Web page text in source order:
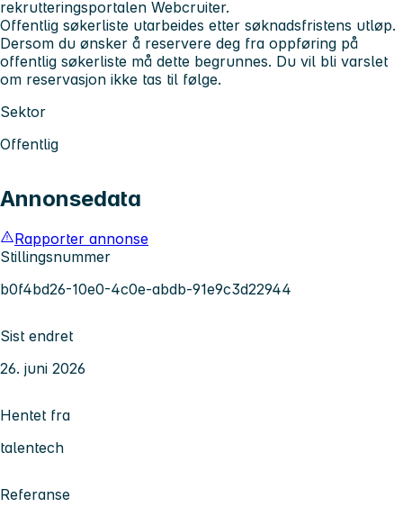
rekrutteringsportalen Webcruiter.
Offentlig søkerliste utarbeides etter søknadsfristens utløp.
Dersom du ønsker å reservere deg fra oppføring på
offentlig søkerliste må dette begrunnes. Du vil bli varslet
om reservasjon ikke tas til følge.
Sektor
Offentlig
Annonsedata
Rapporter annonse
Stillingsnummer
b0f4bd26-10e0-4c0e-abdb-91e9c3d22944
Sist endret
26. juni 2026
Hentet fra
talentech
Referanse